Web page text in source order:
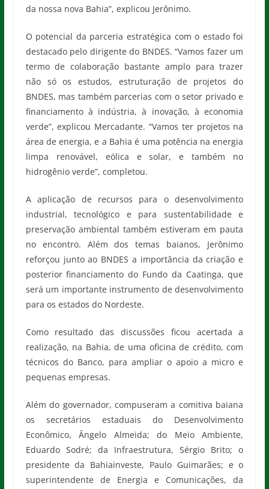
da nossa nova Bahia”, explicou Jerônimo.
O potencial da parceria estratégica com o estado foi
destacado pelo dirigente do BNDES. “Vamos fazer um
termo de colaboração bastante amplo para trazer
não só os estudos, estruturação de projetos do
BNDES, mas também parcerias com o setor privado e
financiamento à indústria, à inovação, à economia
verde”, explicou Mercadante. “Vamos ter projetos na
área de energia, e a Bahia é uma potência na energia
limpa renovável, eólica e solar, e também no
hidrogênio verde”, completou.
A aplicação de recursos para o desenvolvimento
industrial, tecnológico e para sustentabilidade e
preservação ambiental também estiveram em pauta
no encontro. Além dos temas baianos, Jerônimo
reforçou junto ao BNDES a importância da criação e
posterior financiamento do Fundo da Caatinga, que
será um importante instrumento de desenvolvimento
para os estados do Nordeste.
Como resultado das discussões ficou acertada a
realização, na Bahia, de uma oficina de crédito, com
técnicos do Banco, para ampliar o apoio a micro e
pequenas empresas.
Além do governador, compuseram a comitiva baiana
os secretários estaduais do Desenvolvimento
Econômico, Ângelo Almeida; do Meio Ambiente,
Eduardo Sodré; da Infraestrutura, Sérgio Brito; o
presidente da Bahiainveste, Paulo Guimarães; e o
superintendente de Energia e Comunicações, da